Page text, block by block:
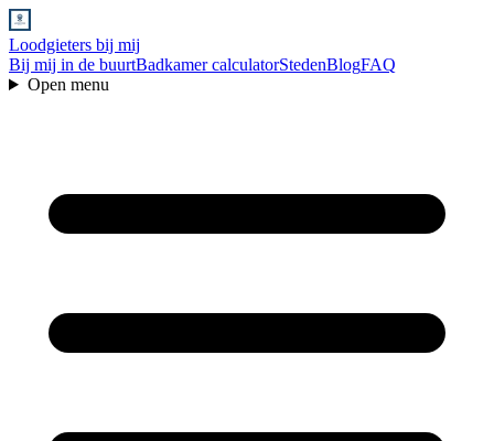
Loodgieters bij mij
Bij mij in de buurtBadkamer calculatorStedenBlogFAQ
Open menu